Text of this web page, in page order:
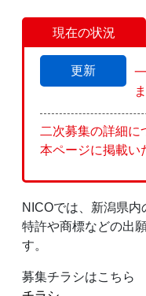
現在の状況
更新
二次募集の詳細に
本ページに掲載い
NICOでは、新潟県
特許や商標などの出
す。
募集チラシはこ